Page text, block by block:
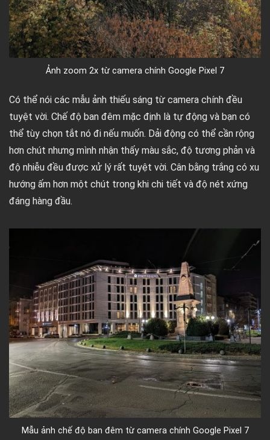
Ảnh zoom 2x từ camera chính Google Pixel 7
Có thể nói các mẫu ảnh thiếu sáng từ camera chính đều
tuyệt vời. Chế độ ban đêm mặc định là tự động và bạn có
thể tùy chọn tắt nó đi nếu muốn. Dải động có thể cần rộng
hơn chút nhưng mình nhận thấy màu sắc, độ tương phản và
độ nhiễu đều được xử lý rất tuyệt vời. Cân bằng trắng có xu
hướng ấm hơn một chút trong khi chi tiết và độ nét xứng
đáng hàng đầu.
Mẫu ảnh chế độ ban đêm từ camera chính Google Pixel 7